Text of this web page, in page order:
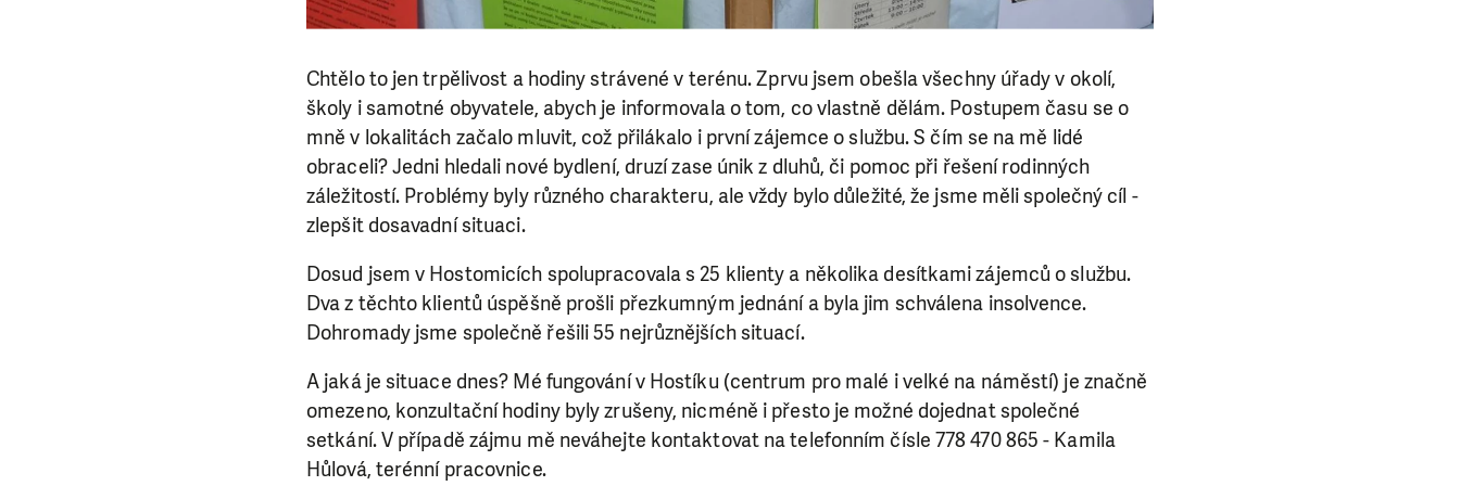
Chtělo to jen trpělivost a hodiny strávené v terénu. Zprvu jsem obešla všechny úřady v okolí,
školy i samotné obyvatele, abych je informovala o tom, co vlastně dělám. Postupem času se o
mně v lokalitách začalo mluvit, což přilákalo i první zájemce o službu. S čím se na mě lidé
obraceli? Jedni hledali nové bydlení, druzí zase únik z dluhů, či pomoc při řešení rodinných
záležitostí. Problémy byly různého charakteru, ale vždy bylo důležité, že jsme měli společný cíl -
zlepšit dosavadní situaci.
Dosud jsem v Hostomicích spolupracovala s 25 klienty a několika desítkami zájemců o službu.
Dva z těchto klientů úspěšně prošli přezkumným jednání a byla jim schválena insolvence.
Dohromady jsme společně řešili 55 nejrůznějších situací.
A jaká je situace dnes? Mé fungování v Hostíku (centrum pro malé i velké na náměstí) je značně
omezeno, konzultační hodiny byly zrušeny, nicméně i přesto je možné dojednat společné
setkání. V případě zájmu mě neváhejte kontaktovat na telefonním čísle 778 470 865 - Kamila
Hůlová, terénní pracovnice.